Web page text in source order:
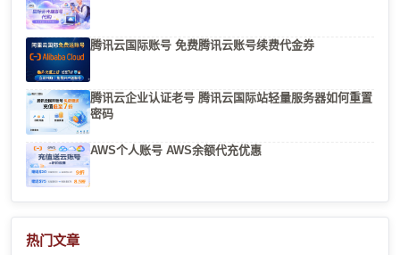
腾讯云国际账号 免费腾讯云账号续费代金券
腾讯云企业认证老号 腾讯云国际站轻量服务器如何重置
密码
AWS个人账号 AWS余额代充优惠
热门文章